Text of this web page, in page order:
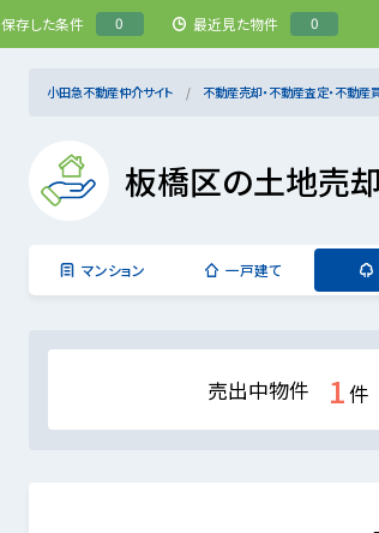
保存した条件 0 最近見た物件 0
小田急不動産仲介サイト 不動産売却・不動産査定・不動産
板橋区の土地売
マンション 一戸建て
売出中物件 1件